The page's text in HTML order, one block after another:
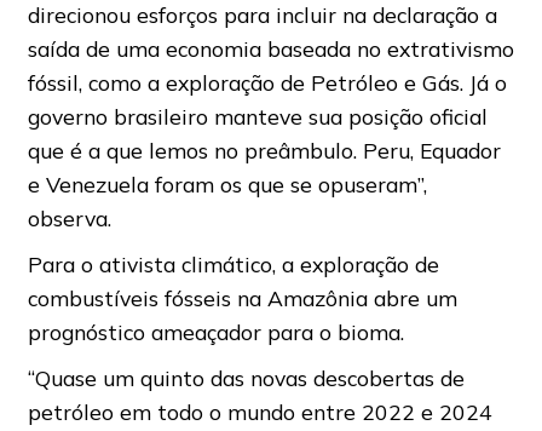
direcionou esforços para incluir na declaração a
saída de uma economia baseada no extrativismo
fóssil, como a exploração de Petróleo e Gás. Já o
governo brasileiro manteve sua posição oficial
que é a que lemos no preâmbulo. Peru, Equador
e Venezuela foram os que se opuseram”,
observa.
Para o ativista climático, a exploração de
combustíveis fósseis na Amazônia abre um
prognóstico ameaçador para o bioma.
“Quase um quinto das novas descobertas de
petróleo em todo o mundo entre 2022 e 2024